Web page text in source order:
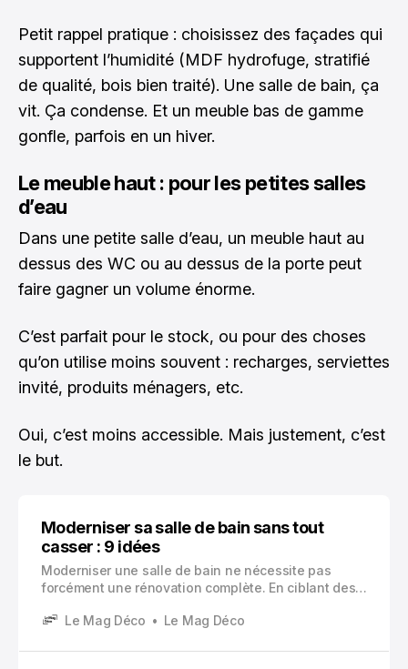
Petit rappel pratique : choisissez des façades qui
supportent l’humidité (MDF hydrofuge, stratifié
de qualité, bois bien traité). Une salle de bain, ça
vit. Ça condense. Et un meuble bas de gamme
gonfle, parfois en un hiver.
Le meuble haut : pour les petites salles
d’eau
Dans une petite salle d’eau, un meuble haut au
dessus des WC ou au dessus de la porte peut
faire gagner un volume énorme.
C’est parfait pour le stock, ou pour des choses
qu’on utilise moins souvent : recharges, serviettes
invité, produits ménagers, etc.
Oui, c’est moins accessible. Mais justement, c’est
le but.
Moderniser sa salle de bain sans tout
casser : 9 idées
Moderniser une salle de bain ne nécessite pas
forcément une rénovation complète. En ciblant des
repeindre le carrelage mural, changer le miroir et
Le Mag Déco Le Mag Déco